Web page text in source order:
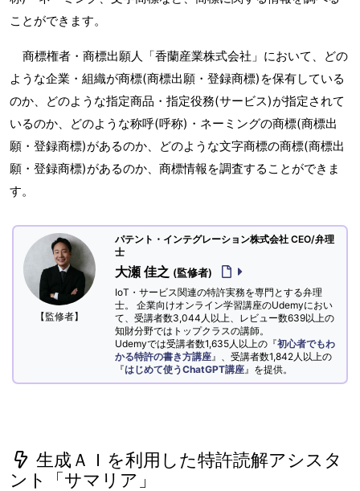
ことができます。
商標権者・商標出願人「香蘭産業株式会社」において、どの
ような企業・組織が商標(商標出願・登録商標)を保有している
のか、どのような指定商品・指定役務(サービス)が指定されて
いるのか、どのような称呼(呼称)・ネーミングの商標(商標出
願・登録商標)があるのか、どのような文字商標の商標(商標出
願・登録商標)があるのか、商標情報を調査することができま
す。
【監修者】
パテント・インテグレーション株式会社 CEO/弁理
士
大瀬 佳之 (監修者)
IoT・サービス関連の特許実務を専門とする弁理
士。 企業向けオンライン学習講座のUdemyにおい
て、受講者数3,044人以上、レビュー数639以上の
知財分野ではトップクラスの講師。
Udemyでは受講者数1,635人以上の『初心者でもわ
かる特許の書き方講座 』、受講者数1,842人以上の
『はじめて使うChatGPT講座 』を提供。
生成ＡＩを利用した特許読解アシスタ
ント「サマリア」